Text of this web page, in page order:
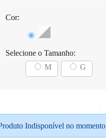
Cor:
Selecione o Tamanho:
M
G
Indisponível no momento